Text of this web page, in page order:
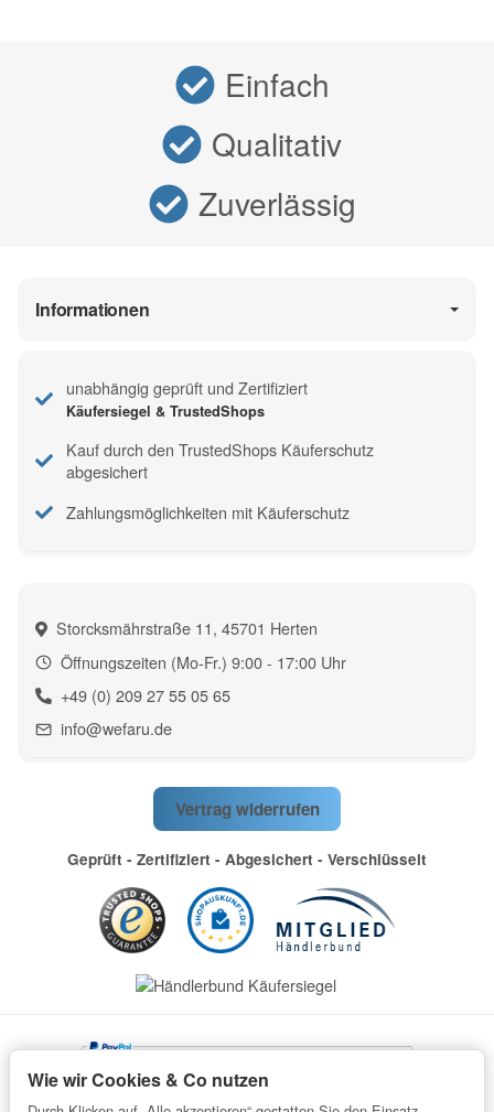
Einfach
Qualitativ
Zuverlässig
Storcksmährstraße 11, 45701 Herten
Öffnungszeiten (Mo-Fr.) 9:00 - 17:00 Uhr
+49 (0) 209 27 55 05 65
info@wefaru.de
Informationen
unabhängig geprüft und Zertifiziert
Käufersiegel & TrustedShops
Kauf durch den TrustedShops Käuferschutz
abgesichert
Zahlungsmöglichkeiten mit Käuferschutz
Vertrag widerrufen
Geprüft - Zertifiziert - Abgesichert - Verschlüsselt
Wie wir Cookies & Co nutzen